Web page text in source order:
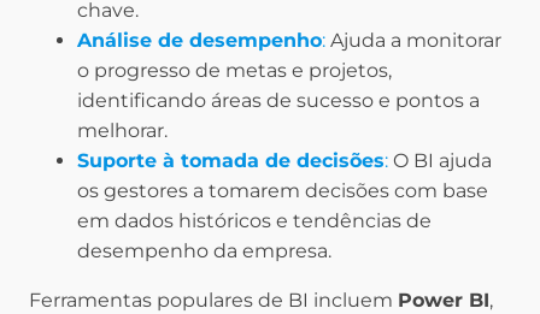
chave.
Análise de desempenho: Ajuda a monitorar
o progresso de metas e projetos,
identificando áreas de sucesso e pontos a
melhorar.
Suporte à tomada de decisões: O BI ajuda
os gestores a tomarem decisões com base
em dados históricos e tendências de
desempenho da empresa.
Ferramentas populares de BI incluem Power BI,